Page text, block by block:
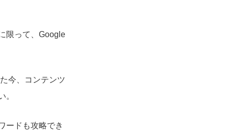
限って、Google
今、コンテンツ
。
ードも攻略でき